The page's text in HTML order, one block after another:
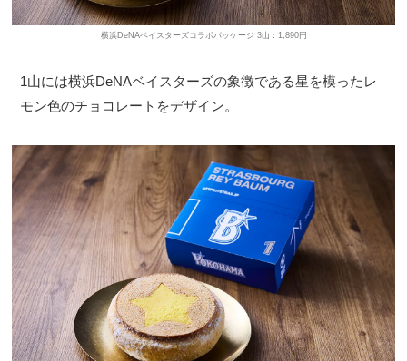
横浜DeNAベイスターズコラボパッケージ 3山：1,890円
1山には横浜DeNAベイスターズの象徴である星を模ったレ
モン色のチョコレートをデザイン。